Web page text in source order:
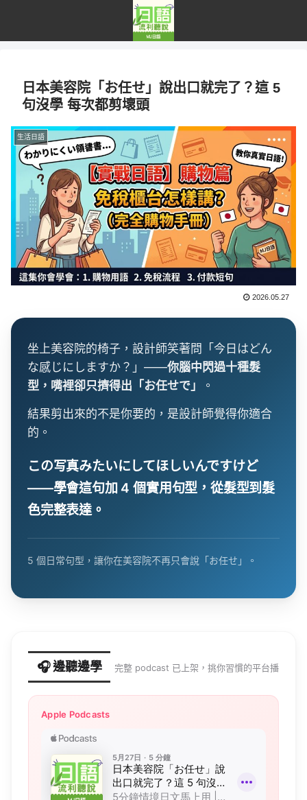
日本美容院「お任せ」說出口就完了？這 5
句沒學 每次都剪壞頭
生活日語
2026.05.27
坐上美容院的椅子，設計師笑著問「今日はどん
な感じにしますか？」——你腦中閃過十種髮
型，嘴裡卻只擠得出「お任せで」
。
結果剪出來的不是你要的，是設計師覺得你適合
的。
この写真みたいにしてほしいんですけど
——學會這句加 4 個實用句型，從髮型到髮
色完整表達。
5 個日常句型，讓你在美容院不再只會說「お任せ」。
🎧 邊聽邊學 完整 podcast 已上架，挑你習慣的平台播
Apple Podcasts